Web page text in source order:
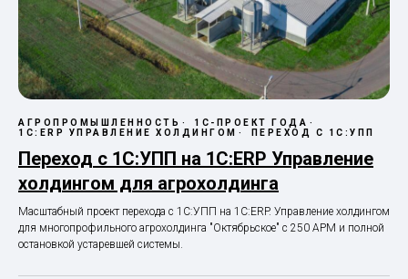
АГРОПРОМЫШЛЕННОСТЬ
1С-ПРОЕКТ ГОДА
1С:ERP УПРАВЛЕНИЕ ХОЛДИНГОМ
ПЕРЕХОД С 1С:УПП
Переход с 1С:УПП на 1С:ERP Управление
холдингом для агрохолдинга
Масштабный проект перехода с 1С:УПП на 1С:ERP. Управление холдингом
для многопрофильного агрохолдинга "Октябрьское" с 250 АРМ и полной
остановкой устаревшей системы.